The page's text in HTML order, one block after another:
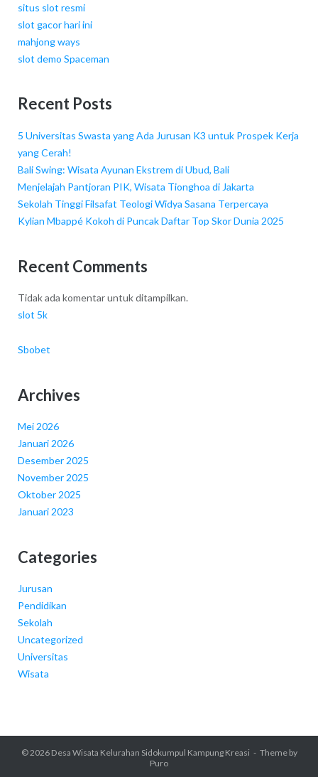
situs slot resmi
slot gacor hari ini
mahjong ways
slot demo Spaceman
Recent Posts
5 Universitas Swasta yang Ada Jurusan K3 untuk Prospek Kerja
yang Cerah!
Bali Swing: Wisata Ayunan Ekstrem di Ubud, Bali
Menjelajah Pantjoran PIK, Wisata Tionghoa di Jakarta
Sekolah Tinggi Filsafat Teologi Widya Sasana Terpercaya
Kylian Mbappé Kokoh di Puncak Daftar Top Skor Dunia 2025
Recent Comments
Tidak ada komentar untuk ditampilkan.
slot 5k
Sbobet
Archives
Mei 2026
Januari 2026
Desember 2025
November 2025
Oktober 2025
Januari 2023
Categories
Jurusan
Pendidikan
Sekolah
Uncategorized
Universitas
Wisata
© 2026 Desa Wisata Kelurahan Sidokumpul Kampung Kreasi
Theme by
Puro